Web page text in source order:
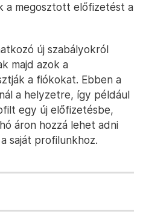
a megosztott előfizetést a
új szabályokról
majd azok a
a fiókokat. Ebben a
a helyzetre, így például
egy új előfizetésbe,
áron hozzá lehet adni
saját profilunkhoz.